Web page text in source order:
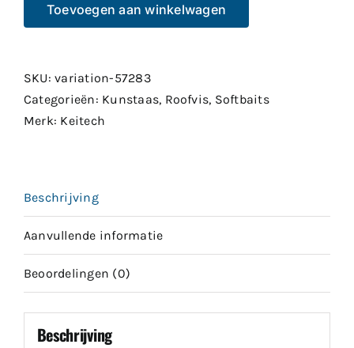
Flapper
3.6"
aantal
Toevoegen aan winkelwagen
SKU:variation-57283
Categorieën: Kunstaas, Roofvis, Softbaits
Merk: Keitech
Beschrijving
Aanvullende informatie
Beoordelingen (0)
Beschrijving